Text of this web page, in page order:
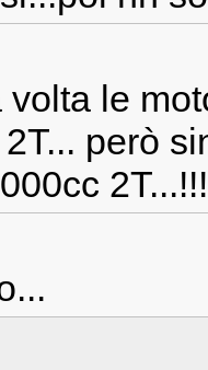
volta le
però